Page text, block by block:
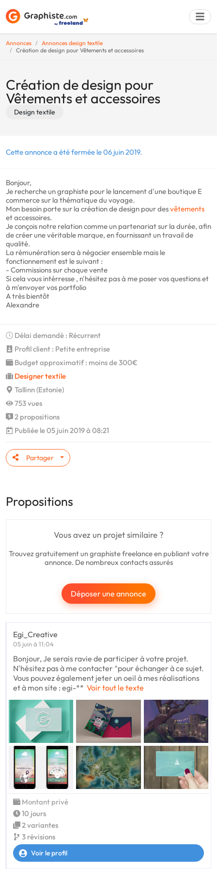
Annonces
Annonces design textile
Création de design pour Vêtements et accessoires
Création de design pour
Vêtements et accessoires
Design textile
Cette annonce a été fermée le 06 juin 2019.
Bonjour,
Je recherche un graphiste pour le lancement d'une boutique E
commerce sur la thématique du voyage.
Mon besoin porte sur la création de design pour desvêtements
et accessoires.
Je conçois notre relation comme un partenariat sur la durée, afin
de créer une véritable marque, en fournissant un travail de
qualité.
La rémunération sera à négocier ensemble mais le
fonctionnement est le suivant :
- Commissions sur chaque vente
Si cela vous intérresse , n'hésitez pas à me poser vos questions et
à m'envoyer vos portfolio
A très bientôt
Alexandre
Délai demandé : Récurrent
Profil client : Petite entreprise
Budget approximatif : moins de 300€
Designer textile
Tallinn (Estonie)
753 vues
2 propositions
Publiée le 05 juin 2019 à 08:21
Partager
Propositions
Vous avez un projet similaire ?
Trouvez gratuitement un graphiste freelance en publiant votre
annonce. De nombreux contacts assurés
Déposer une annonce
Egi_Creative
05 juin à 11:04
Bonjour, Je serais ravie de participer à votre projet.
N'hésitez pas à me contacter ^pour échanger à ce sujet.
Vous pouvez également jeter un oeil à mes réalisations
et à mon site : egi-** Voir tout le texte
Montant privé
10 jours
2 variantes
3 révisions
Voir le profil